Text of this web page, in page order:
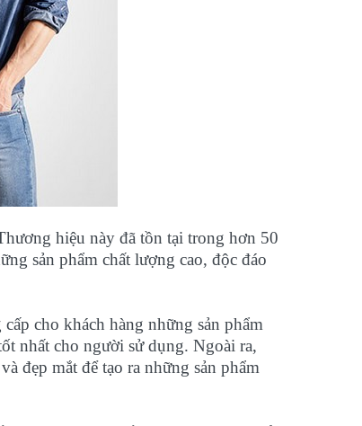
hiệu này đã tồn tại trong hơn 50
sản phẩm chất lượng cao, độc đáo
cho khách hàng những sản phẩm
nhất cho người sử dụng. Ngoài ra,
đẹp mắt để tạo ra những sản phẩm